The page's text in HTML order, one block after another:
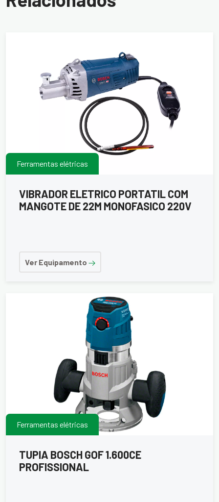
Ferramentas elétricas
VIBRADOR ELETRICO PORTATIL COM
MANGOTE DE 22M MONOFASICO 220V
Ver Equipamento
Ferramentas elétricas
TUPIA BOSCH GOF 1.600CE
PROFISSIONAL